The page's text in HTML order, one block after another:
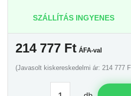
SZÁLLÍTÁS INGYENES
214 777 Ft ÁFA-val
(Javasolt kiskereskedelmi ár: 214 777